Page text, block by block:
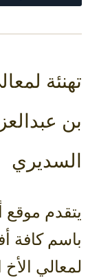
تهنئة
بن
السديري
يتقدم
باسم كافة
لمعالي